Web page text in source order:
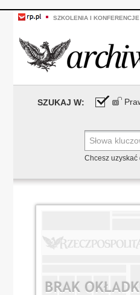
SZKOLENIA I KONFERENCJE
SZUKAJ W:
Chcesz